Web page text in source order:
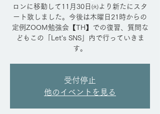
ロンに移動して11月30日㈫より新たにスタ
ート致しました。今後は木曜日21時からの
定例ZOOM勉強会【TH】での復習、質問な
どもこの「Let's SNS」内で行っていきま
す。
受付停止
他のイベントを見る